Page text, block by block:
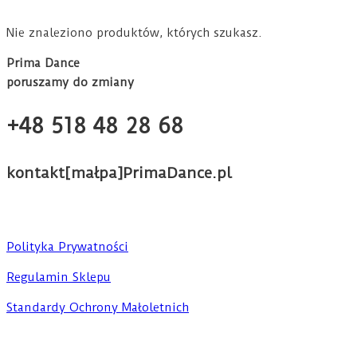
Nie znaleziono produktów, których szukasz.
Prima Dance
poruszamy do zmiany
+48 518 48 28 68
kontakt[małpa]PrimaDance.pl
Polityka Prywatności
Regulamin Sklepu
Standardy Ochrony Małoletnich